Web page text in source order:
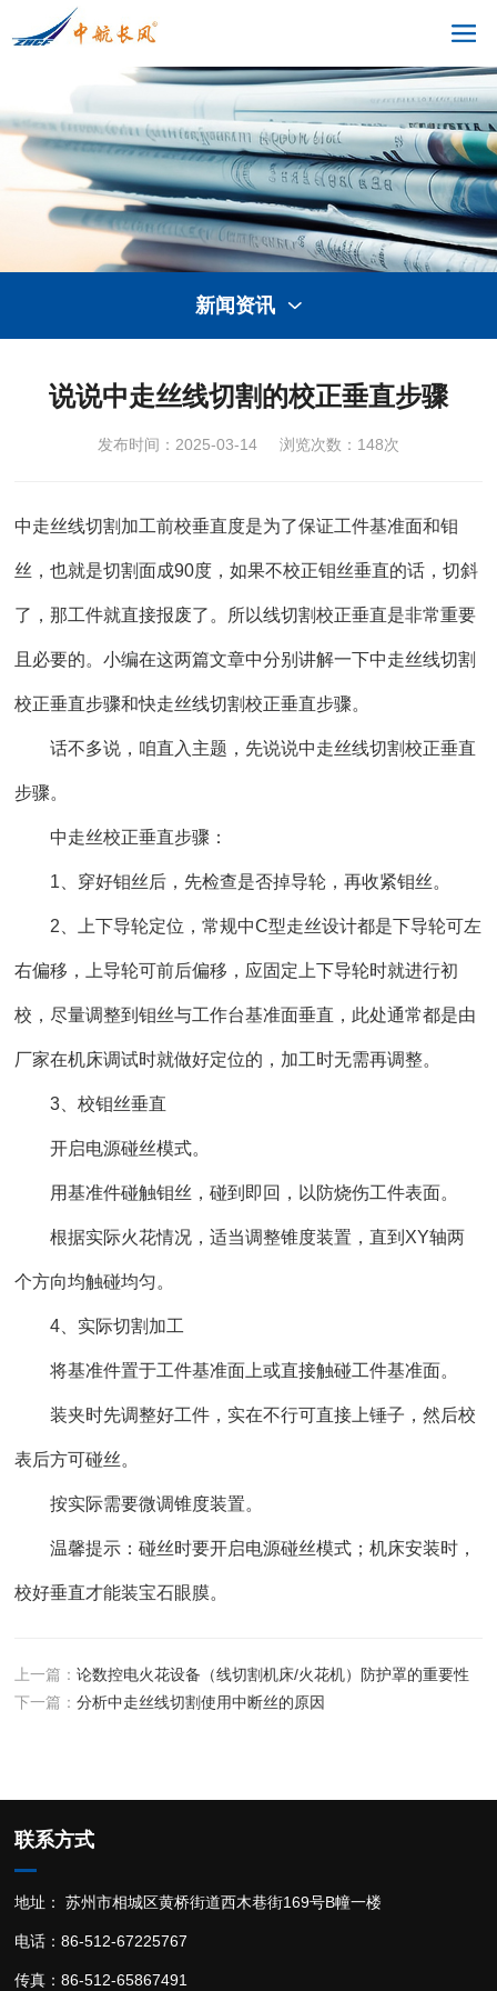
新闻资讯 
说说中走丝线切割的校正垂直步骤
发布时间：2025-03-14 浏览次数： 148次
中走丝线切割加工前校垂直度是为了保证工件基准面和钼
丝，也就是切割面成90度，如果不校正钼丝垂直的话，切斜
了，那工件就直接报废了。所以线切割校正垂直是非常重要
且必要的。小编在这两篇文章中分别讲解一下中走丝线切割
校正垂直步骤和快走丝线切割校正垂直步骤。
话不多说，咱直入主题，先说说中走丝线切割校正垂直
步骤。
中走丝校正垂直步骤：
1、穿好钼丝后，先检查是否掉导轮，再收紧钼丝。
2、上下导轮定位，常规中C型走丝设计都是下导轮可左
右偏移，上导轮可前后偏移，应固定上下导轮时就进行初
校，尽量调整到钼丝与工作台基准面垂直，此处通常都是由
厂家在机床调试时就做好定位的，加工时无需再调整。
3、校钼丝垂直
开启电源碰丝模式。
用基准件碰触钼丝，碰到即回，以防烧伤工件表面。
根据实际火花情况，适当调整锥度装置，直到XY轴两
个方向均触碰均匀。
4、实际切割加工
将基准件置于工件基准面上或直接触碰工件基准面。
装夹时先调整好工件，实在不行可直接上锤子，然后校
表后方可碰丝。
按实际需要微调锥度装置。
温馨提示：碰丝时要开启电源碰丝模式；机床安装时，
校好垂直才能装宝石眼膜。
上一篇：论数控电火花设备（线切割机床/火花机）防护罩的重要性
下一篇：分析中走丝线切割使用中断丝的原因
联系方式
地址： 苏州市相城区黄桥街道西木巷街169号B幢一楼
电话：86-512-67225767
传真：86-512-65867491